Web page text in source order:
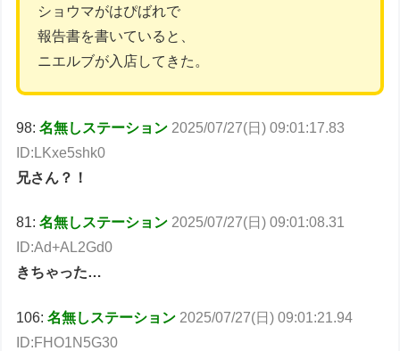
ショウマがはぴばれで
報告書を書いていると、
ニエルブが入店してきた。
98:名無しステーション 2025/07/27(日) 09:01:17.83
ID:LKxe5shk0
兄さん？！
81:名無しステーション 2025/07/27(日) 09:01:08.31
ID:Ad+AL2Gd0
きちゃった…
106:名無しステーション 2025/07/27(日) 09:01:21.94
ID:FHO1N5G30